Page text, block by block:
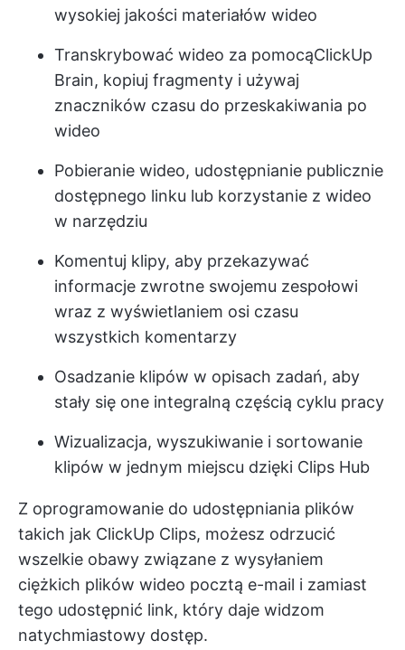
wysokiej jakości materiałów wideo
Transkrybować wideo za pomocąClickUp
Brain, kopiuj fragmenty i używaj
znaczników czasu do przeskakiwania po
wideo
Pobieranie wideo, udostępnianie publicznie
dostępnego linku lub korzystanie z wideo
w narzędziu
Komentuj klipy, aby przekazywać
informacje zwrotne swojemu zespołowi
wraz z wyświetlaniem osi czasu
wszystkich komentarzy
Osadzanie klipów w opisach zadań, aby
stały się one integralną częścią cyklu pracy
Wizualizacja, wyszukiwanie i sortowanie
klipów w jednym miejscu dzięki Clips Hub
Z oprogramowanie do udostępniania plików
takich jak ClickUp Clips, możesz odrzucić
wszelkie obawy związane z wysyłaniem
ciężkich plików wideo pocztą e-mail i zamiast
tego udostępnić link, który daje widzom
natychmiastowy dostęp.